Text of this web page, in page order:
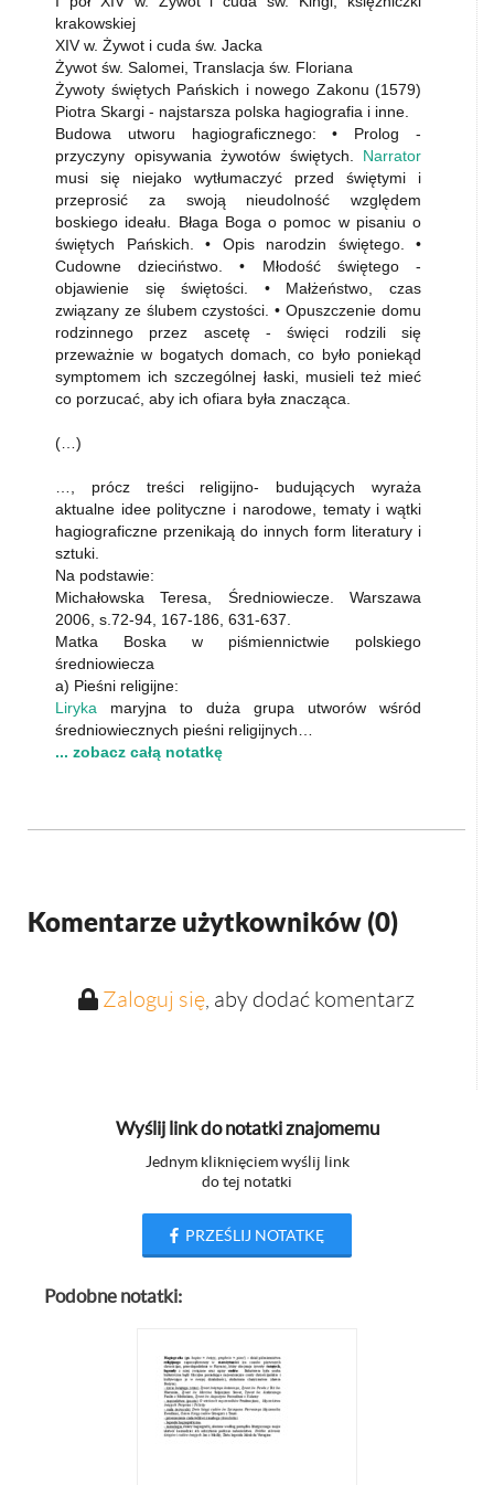
krakowskiej
XIV w. Żywot i cuda św. Jacka
Żywot św. Salomei, Translacja św. Floriana
Żywoty świętych Pańskich i nowego Zakonu (1579)
Piotra Skargi - najstarsza polska hagiografia i inne.
Budowa utworu hagiograficznego: • Prolog -
przyczyny opisywania żywotów świętych. Narrator
musi się niejako wytłumaczyć przed świętymi i
przeprosić za swoją nieudolność względem
boskiego ideału. Błaga Boga o pomoc w pisaniu o
świętych Pańskich. • Opis narodzin świętego. •
Cudowne dzieciństwo. • Młodość świętego -
objawienie się świętości. • Małżeństwo, czas
związany ze ślubem czystości. • Opuszczenie domu
rodzinnego przez ascetę - święci rodzili się
przeważnie w bogatych domach, co było poniekąd
symptomem ich szczególnej łaski, musieli też mieć
co porzucać, aby ich ofiara była znacząca.
(…)
…, prócz treści religijno- budujących wyraża
aktualne idee polityczne i narodowe, tematy i wątki
hagiograficzne przenikają do innych form literatury i
sztuki.
Na podstawie:
Michałowska Teresa, Średniowiecze. Warszawa
2006, s.72-94, 167-186, 631-637.
Matka Boska w piśmiennictwie polskiego
średniowiecza
a) Pieśni religijne:
Liryka maryjna to duża grupa utworów wśród
średniowiecznych pieśni religijnych…
... zobacz całą notatkę
Komentarze użytkowników (0)
Zaloguj się, aby dodać komentarz
Wyślij link do notatki znajomemu
Jednym kliknięciem wyślij link
do tej notatki
PRZEŚLIJ NOTATKĘ
Podobne notatki: